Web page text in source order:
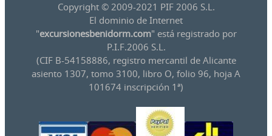
Copyright © 2009-2021 PIF 2006 S.L.
El dominio de Internet
"excursionesbenidorm.com" está registrado por
P.I.F.2006 S.L.
(CIF B-54158886, registro mercantil de Alicante
asiento 1307, tomo 3100, libro O, folio 96, hoja A
101674 inscripción 1ª)